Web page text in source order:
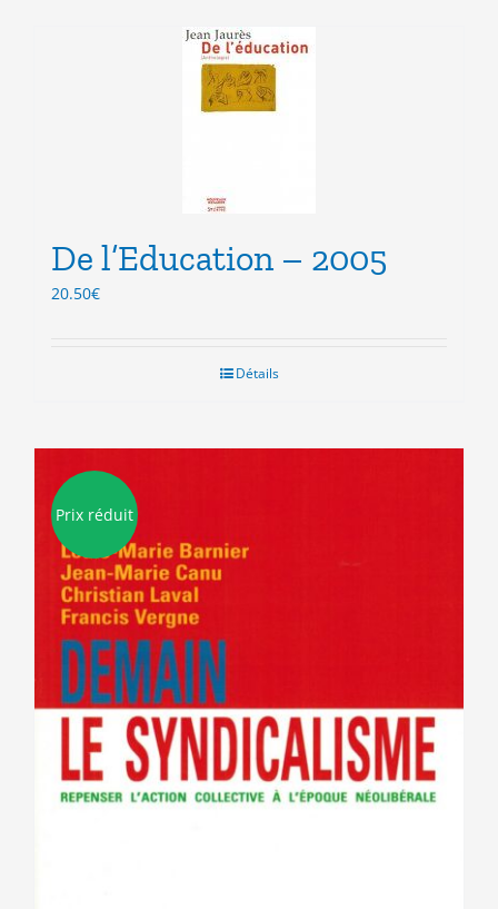
De l’Education – 2005
20.50€
Détails
Prix réduit